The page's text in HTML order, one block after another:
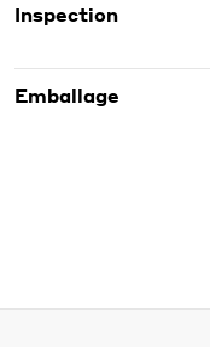
Inspection
Emballage